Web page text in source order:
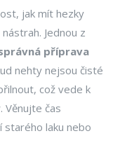
jak mít hezky
Jednou z
příprava
nehty nejsou čisté
což vede k
Věnujte čas
starého laku nebo